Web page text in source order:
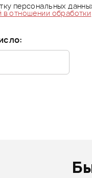
персональных
в отношении обработки